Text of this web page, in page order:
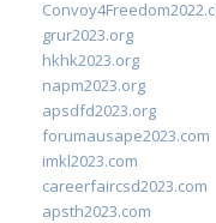
grur2023.org
hkhk2023.org
napm2023.org
apsdfd2023.org
forumausape2023.com
imkl2023.com
careerfaircsd2023.com
apsth2023.com